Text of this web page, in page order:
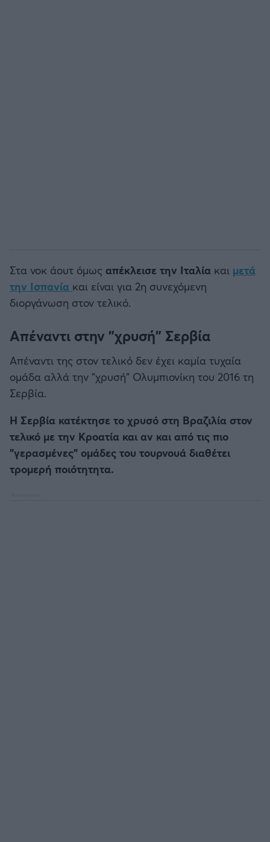
Στα νοκ άουτ όμως απέκλεισε την Ιταλία και μετά
την Ισπανία και είναι για 2η συνεχόμενη
διοργάνωση στον τελικό.
Απέναντι στην "χρυσή" Σερβία
Απέναντι της στον τελικό δεν έχει καμία τυχαία
ομάδα αλλά την "χρυσή" Ολυμπιονίκη του 2016 τη
Σερβία.
Η Σερβία κατέκτησε το χρυσό στη Βραζιλία στον
τελικό με την Κροατία και αν και από τις πιο
"γερασμένες" ομάδες του τουρνουά διαθέτει
τρομερή ποιότητητα.